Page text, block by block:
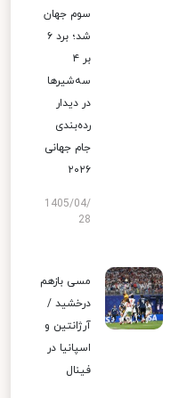
سوم جهان
شد؛ برد ۶
بر ۴
سه‌شیرها
در دیدار
رده‌بندی
جام جهانی
۲۰۲۶
1405/04/
28
مسی بازهم
درخشید /
آرژانتین و
اسپانیا در
فینال